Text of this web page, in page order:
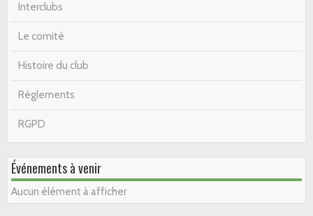
Interclubs
Le comité
Histoire du club
Règlements
RGPD
Événements à venir
Aucun élément à afficher